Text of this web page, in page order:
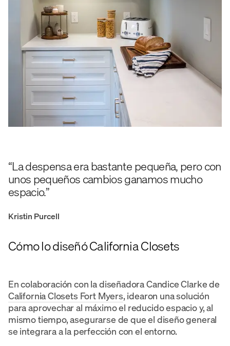
“La despensa era bastante pequeña, pero con
unos pequeños cambios ganamos mucho
espacio.”
Kristin Purcell
Cómo lo diseñó California Closets
En colaboración con la diseñadora Candice Clarke de
California Closets Fort Myers, idearon una solución
para aprovechar al máximo el reducido espacio y, al
mismo tiempo, asegurarse de que el diseño general
se integrara a la perfección con el entorno.